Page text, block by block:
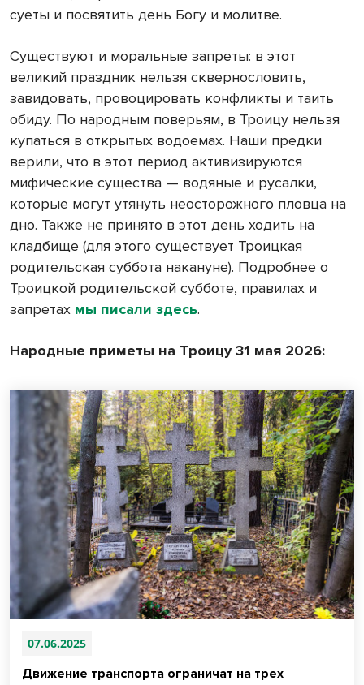
суеты и посвятить день Богу и молитве.
Существуют и моральные запреты: в этот
великий праздник нельзя сквернословить,
завидовать, провоцировать конфликты и таить
обиду. По народным поверьям, в Троицу нельзя
купаться в открытых водоемах. Наши предки
верили, что в этот период активизируются
мифические существа — водяные и русалки,
которые могут утянуть неосторожного пловца на
дно. Также не принято в этот день ходить на
кладбище (для этого существует Троицкая
родительская суббота накануне). Подробнее о
Троицкой родительской субботе, правилах и
запретах мы писали здесь.
Народные приметы на Троицу 31 мая 2026:
07.06.2025
Движение транспорта ограничат на трех